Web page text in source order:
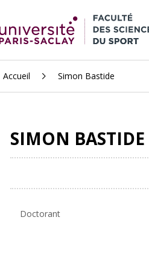
Accueil Simon Bastide
SIMON BASTIDE
Doctorant